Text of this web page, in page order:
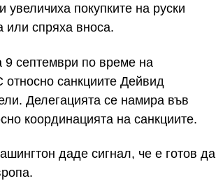
увеличиха покупките на руски
или спряха вноса.
9 септември по време на
санкциите Дейвид
Делегацията се намира във
координацията на санкциите.
даде сигнал, че е готов да